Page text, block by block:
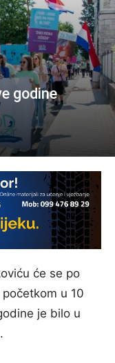
godine
će se po
početkom u 10
je bilo u